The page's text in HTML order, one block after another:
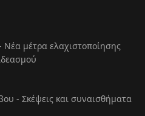
Νέα μέτρα ελαχιστοποίησης
- Σκέψεις και συναισθήματα